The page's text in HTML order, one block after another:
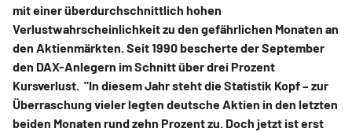
mit einer überdurchschnittlich hohen
Verlustwahrscheinlichkeit zu den gefährlichen Monaten an
den Aktienmärkten. Seit 1990 bescherte der September
den DAX-Anlegern im Schnitt über drei Prozent
Kursverlust. "In diesem Jahr steht die Statistik Kopf – zur
Überraschung vieler legten deutsche Aktien in den letzten
beiden Monaten rund zehn Prozent zu. Doch jetzt ist erst